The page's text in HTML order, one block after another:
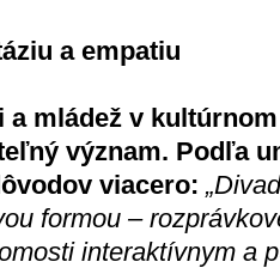
a empatiu
a mládež v
význam. Podľa
viacero:
formou –
interaktívnym a